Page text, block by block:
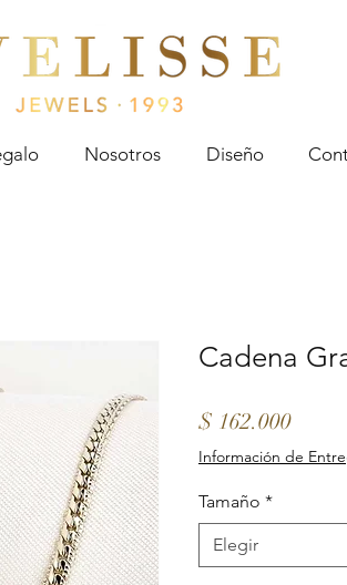
Jewels
Nosotros Diseño
Cadena
$ 162.000Precio
Información de
Tamaño *
Elegir